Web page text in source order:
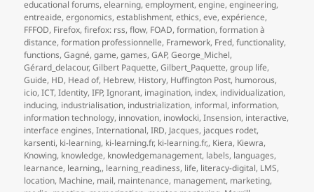
educational forums,elearning,employment,engine,engineering,
entreaide,ergonomics,establishment,ethics,eve,expérience,
FFFOD, Firefox,firefox: rss,flow, FOAD,formation,formation à
distance,formation professionnelle, Framework, Fred,functionality,
functions,Gagné,game,games,GAP,George_Michel,
Gérard_delacour,Gilbert Paquette,Gilbert_Paquette,group life,
Guide, HD, Head of, Hebrew, History, Huffington Post, humorous,
icio,ICT,Identity,IFP,Ignorant, imagination, index, individualization,
inducing, industrialisation, industrialization, informal, information,
information technology, innovation, inowlocki,Insension, interactive,
interface engines,International,IRD, Jacques, jacques rodet,
karsenti, ki-learning, ki-learning.fr, ki-learning.fr,, Kiera, Kiewra,
Knowing, knowledge, knowledgemanagement, labels, languages,
learnance, learning,, learning_readiness, life, literacy-digital, LMS,
location, Machine, mail, maintenance, management, marketing,